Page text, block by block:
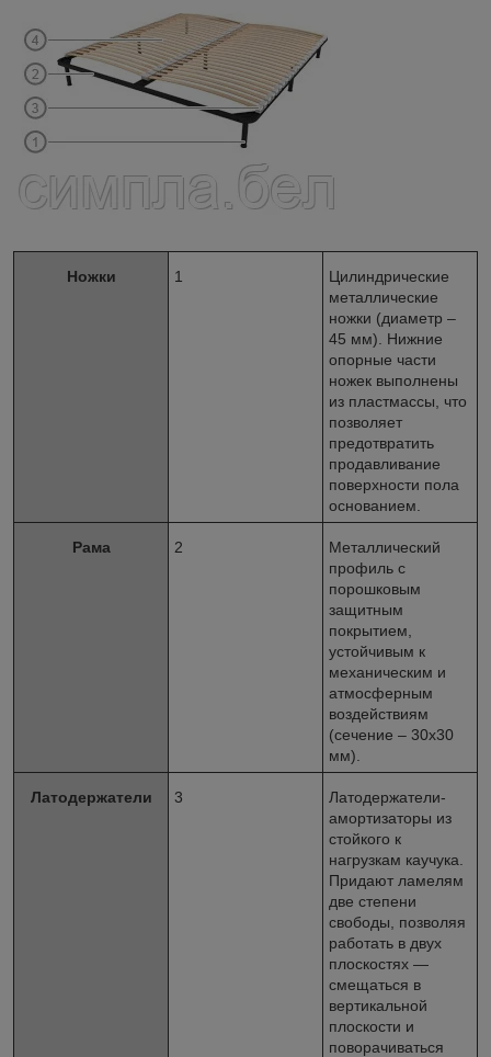
Ножки 1
Цилиндрические
металлические
ножки (диаметр –
45 мм). Нижние
опорные части
ножек выполнены
из пластмассы, что
позволяет
предотвратить
продавливание
поверхности пола
основанием.
Рама 2
Металлический
профиль с
порошковым
защитным
покрытием,
устойчивым к
механическим и
атмосферным
воздействиям
(сечение – 30х30
мм).
Латодержатели 3
Латодержатели-
амортизаторы из
стойкого к
нагрузкам каучука.
Придают ламелям
две степени
свободы, позволяя
работать в двух
плоскостях —
смещаться в
вертикальной
плоскости и
поворачиваться